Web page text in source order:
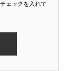
ェックを入れて